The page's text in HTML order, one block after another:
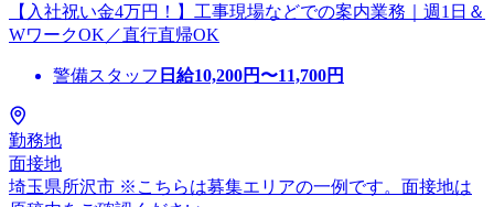
【入社祝い金4万円！】工事現場などでの案内業務｜週1日＆
WワークOK／直行直帰OK
警備スタッフ 日給10,200円〜11,700円
勤務地
面接地
埼玉県所沢市 ※こちらは募集エリアの一例です。面接地は